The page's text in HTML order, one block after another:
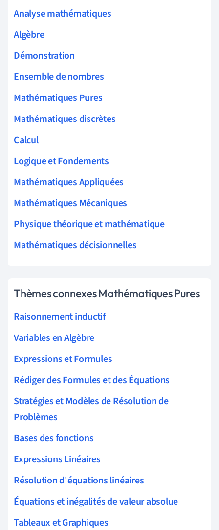
Analyse mathématiques
Algèbre
Démonstration
Ensemble de nombres
Mathématiques Pures
Mathématiques discrètes
Calcul
Logique et Fondements
Mathématiques Appliquées
Mathématiques Mécaniques
Physique théorique et mathématique
Mathématiques décisionnelles
Thèmes connexes Mathématiques Pures
Raisonnement inductif
Variables en Algèbre
Expressions et Formules
Rédiger des Formules et des Équations
Stratégies et Modèles de Résolution de
Problèmes
Bases des fonctions
Expressions Linéaires
Résolution d'équations linéaires
Équations et inégalités de valeur absolue
Tableaux et Graphiques